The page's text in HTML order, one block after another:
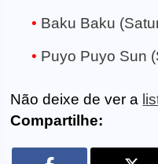
Baku Baku
Puyo Puyo Sun
Não deixe de ver a
Compartilhe: